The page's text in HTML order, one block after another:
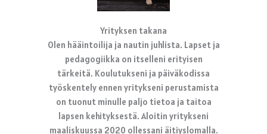
Yrityksen takana
Olen hääintoilija ja nautin juhlista. Lapset ja
pedagogiikka on itselleni erityisen
tärkeitä. Koulutukseni ja päiväkodissa
työskentely ennen yritykseni perustamista
on tuonut minulle paljo tietoa ja taitoa
lapsen kehityksestä. Aloitin yritykseni
maaliskuussa 2020 ollessani äitiyslomalla.